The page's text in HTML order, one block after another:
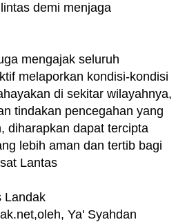
demi menjaga
mengajak seluruh
melaporkan kondisi-kondisi
di sekitar wilayahnya,
tindakan pencegahan yang
diharapkan dapat tercipta
lebih aman dan tertib bagi
Lantas
Landak
Ya' Syahdan